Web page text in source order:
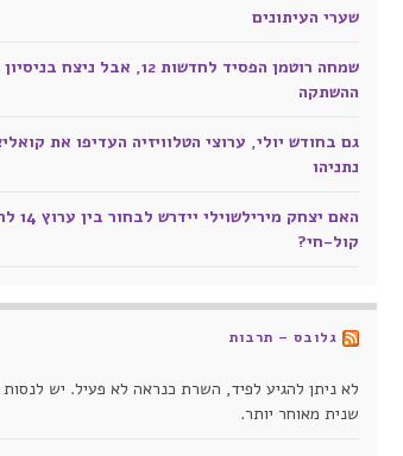
שערי העיתונים
שמחה רוטמן הפסיד לחדשות 12, אבל ניצח בניסיון
ההשתקה
גם בחודש יולי, ערוצי הטלוויזיה העדיפו את
נתניהו
האם יצחק
קול-חי?
גלובס – תרבות
לא ניתן להגיע לפיד, השרת כנראה לא פעיל. יש לנסות
שנית מאוחר יותר.